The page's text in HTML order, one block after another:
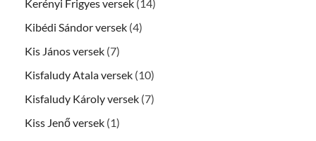
Kerényi Frigyes versek (14)
Kibédi Sándor versek (4)
Kis János versek (7)
Kisfaludy Atala versek (10)
Kisfaludy Károly versek (7)
Kiss Jenő versek (1)